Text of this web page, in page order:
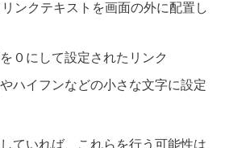
ンクテキストを画面の外に配置し
０にして設定されたリンク
ハイフンなどの小さな文字に設定
ていれば、これらを行う可能性は